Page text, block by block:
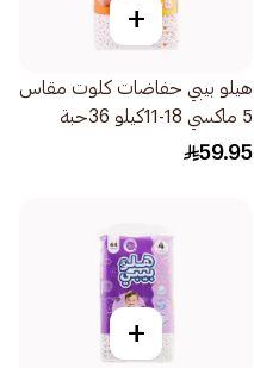
+
هيلو بيبي حفاضات كلوت مقاس
5 ماكسي 18-11كيلو 36حبة
59.95
+